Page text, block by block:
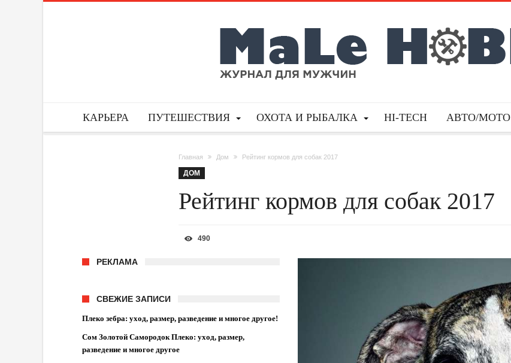
КАРЬЕРА ПУТЕШЕСТВИЯ ОХОТА И РЫБАЛКА HI-TECH АВТО/МОТО
Главная Дом Рейтинг кормов для собак 2017
ДОМ
Рейтинг кормов для собак 2017
490
РЕКЛАМА
СВЕЖИЕ ЗАПИСИ
Плеко зебра: уход, размер, разведение и многое другое!
Сом Золотой Самородок Плеко: уход, размер,
разведение и многое другое